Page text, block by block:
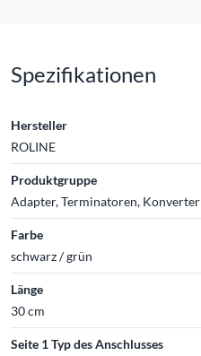
Spezifikationen
Hersteller
ROLINE
Produktgruppe
Adapter, Terminatoren, Konverter
Farbe
schwarz / grün
Länge
30 cm
Seite 1 Typ des Anschlusses